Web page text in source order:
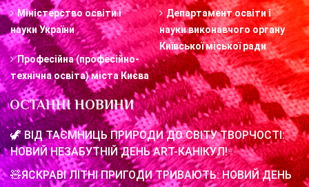
Міністерство освіти і
науки України
Професійна (професійно-
технічна освіта) міста Києва
Департамент освіти і
науки виконавчого органу
Київської міської ради
ОСТАННІ НОВИНИ
🦖 ВІД ТАЄМНИЦЬ ПРИРОДИ ДО СВІТУ ТВОРЧОСТІ:
НОВИЙ НЕЗАБУТНІЙ ДЕНЬ ART-КАНІКУЛ!✨
🧸ЯСКРАВІ ЛІТНІ ПРИГОДИ ТРИВАЮТЬ: НОВИЙ ДЕНЬ